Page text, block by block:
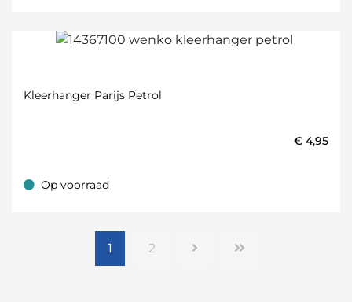
Kleerhanger Parijs Petrol
€ 4,95
Op voorraad
Op voorraad
1 2